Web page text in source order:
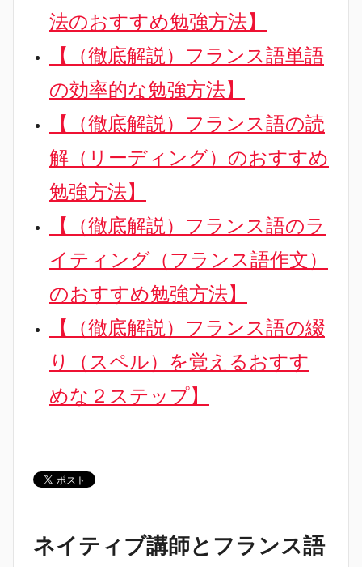
法のおすすめ勉強方法】
【（徹底解説）フランス語単語
の効率的な勉強方法】
【（徹底解説）フランス語の読
解（リーディング）のおすすめ
勉強方法】
【（徹底解説）フランス語のラ
イティング（フランス語作文）
のおすすめ勉強方法】
【（徹底解説）フランス語の綴
り（スペル）を覚えるおすす
めな２ステップ】
ネイティブ講師とフランス語